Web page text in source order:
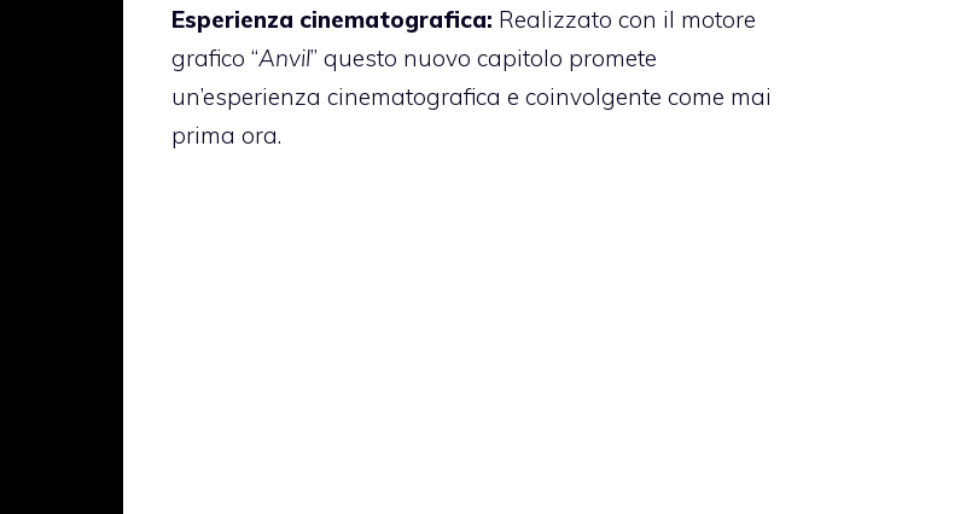
Esperienza cinematografica: Realizzato con il motore
grafico “Anvil” questo nuovo capitolo promete
un’esperienza cinematografica e coinvolgente come mai
prima ora.